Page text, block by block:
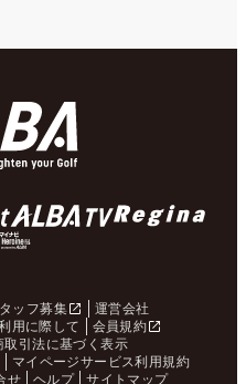
ッフ募集
運営会社
用に際して
会員規約
取引法に基づく表示
マイページサービス利用規約
せ ヘルプ サイトマップ